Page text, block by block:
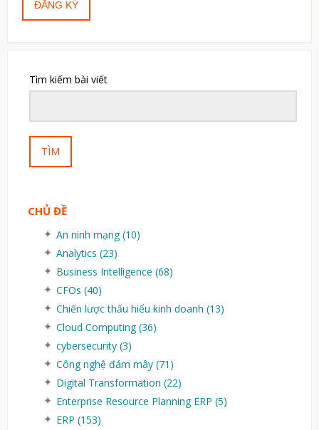
Tìm kiếm bài viết
TÌM
CHỦ ĐỀ
An ninh mạng(10)
Analytics (23)
Business Intelligence (68)
CFOs (40)
Chiến lược thấu hiểu kinh doanh (13)
Cloud Computing(36)
cybersecurity (3)
Công nghệ đám mây (71)
Digital Transformation (22)
Enterprise Resource Planning ERP (5)
ERP (153)